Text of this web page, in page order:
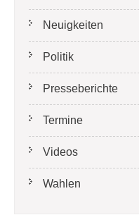
Neuigkeiten
Politik
Presseberichte
Termine
Videos
Wahlen